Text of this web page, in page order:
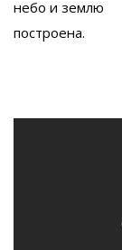
небо и землю
построена.